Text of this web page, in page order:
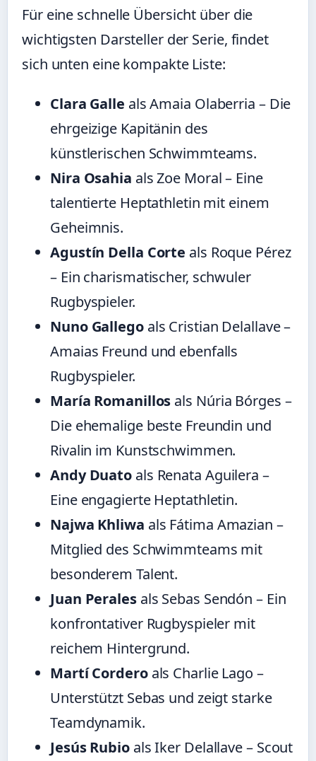
Für eine schnelle Übersicht über die
wichtigsten Darsteller der Serie, findet
sich unten eine kompakte Liste:
Clara Galle als Amaia Olaberria – Die
ehrgeizige Kapitänin des
künstlerischen Schwimmteams.
Nira Osahia als Zoe Moral – Eine
talentierte Heptathletin mit einem
Geheimnis.
Agustín Della Corte als Roque Pérez
– Ein charismatischer, schwuler
Rugbyspieler.
Nuno Gallegoals Cristian Delallave –
Amaias Freund und ebenfalls
Rugbyspieler.
María Romanillos als Núria Bórges –
Die ehemalige beste Freundin und
Rivalin im Kunstschwimmen.
Andy Duato als Renata Aguilera –
Eine engagierte Heptathletin.
Najwa Khliwa als Fátima Amazian –
Mitglied des Schwimmteams mit
besonderem Talent.
Juan Peralesals Sebas Sendón – Ein
konfrontativer Rugbyspieler mit
reichem Hintergrund.
Martí Corderoals Charlie Lago –
Unterstützt Sebas und zeigt starke
Teamdynamik.
Jesús Rubioals Iker Delallave – Scout